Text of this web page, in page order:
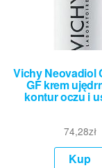
Vichy Neovadiol
GF krem
kontur oczu i
74,28zł
Kup